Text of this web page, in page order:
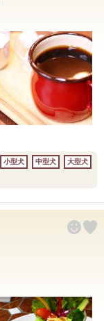
小型犬 中型犬 大型犬